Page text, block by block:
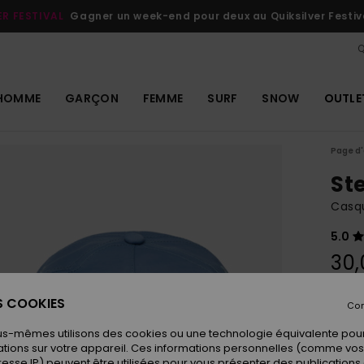
FESTIVAL Gagner un week-end pour deux au Quiksilver
GARÇON FEMME SURF SNOW
Page
5.0
COOKIES
mêmes utilisons des cookies ou une technologie équivalente
sur votre appareil. Ces informations personnelles (comme